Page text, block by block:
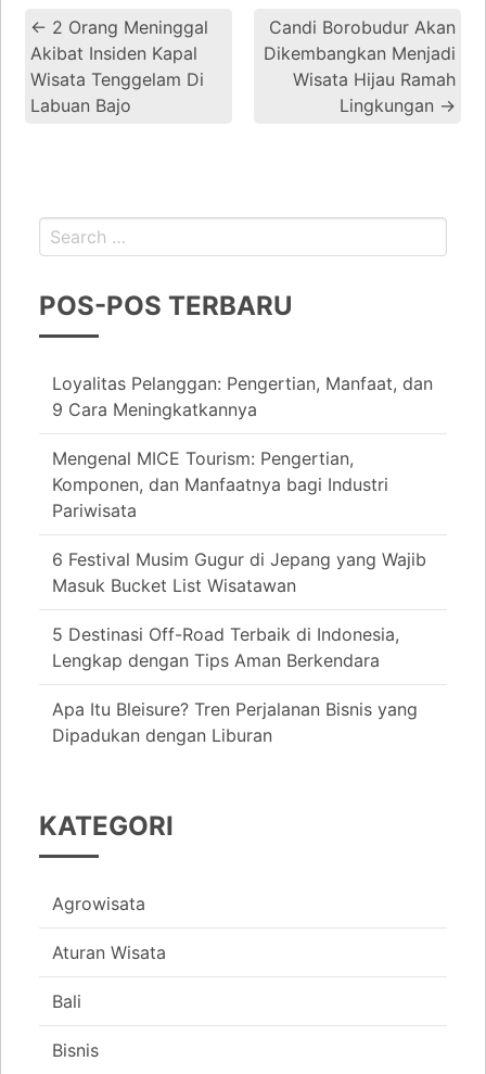
← 2 Orang Meninggal
Akibat Insiden Kapal
Wisata Tenggelam Di
Labuan Bajo
Candi Borobudur Akan
Dikembangkan Menjadi
Wisata Hijau Ramah
Lingkungan →
POS-POS TERBARU
Loyalitas Pelanggan: Pengertian, Manfaat, dan
9 Cara Meningkatkannya
Mengenal MICE Tourism: Pengertian,
Komponen, dan Manfaatnya bagi Industri
Pariwisata
6 Festival Musim Gugur di Jepang yang Wajib
Masuk Bucket List Wisatawan
5 Destinasi Off-Road Terbaik di Indonesia,
Lengkap dengan Tips Aman Berkendara
Apa Itu Bleisure? Tren Perjalanan Bisnis yang
Dipadukan dengan Liburan
KATEGORI
Agrowisata
Aturan Wisata
Bali
Bisnis